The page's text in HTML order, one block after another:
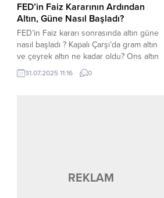
FED’in Faiz Kararının Ardından
Altın, Güne Nasıl Başladı?
FED’in Faiz kararı sonrasında altın güne
nasıl başladı ? Kapalı Çarşı’da gram altın
ve çeyrek altın ne kadar oldu? Ons altın
kaç dolardan işlem görüyor? Dün akşam,
ABD Merkez Bankası FED faiz kararının
31.07.2025 11:16 0
REKLAM